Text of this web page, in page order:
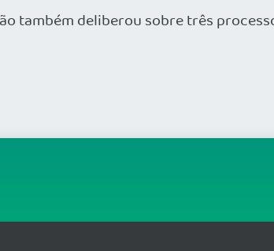
também deliberou sobre três